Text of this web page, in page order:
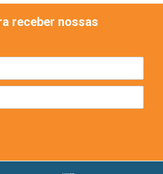
receber nossas